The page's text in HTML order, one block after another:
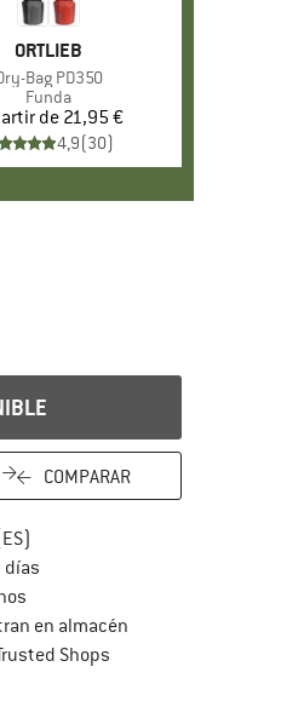
MARCA
ORTLIEB
Bag PD350
Product group
Funda
Precio
de 21,95 €
4,9(30)
COMPARAR
díasvaya a la política de
en almacén
Shops¡toda la información